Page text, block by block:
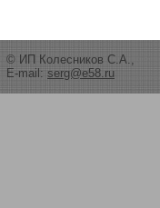
© ИП Колесников С.А.,
E-mail: serg@e58.ru